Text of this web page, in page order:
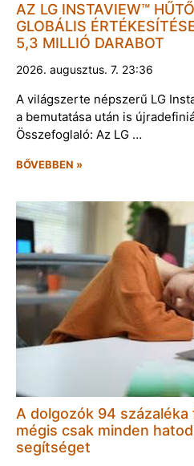
AZ LG INSTAVIEW™
GLOBÁLIS
5,3 MILLIÓ DARABOT
2026. augusztus. 7. 23:36
A világszerte népszerű LG
a bemutatása után is
Összefoglaló: Az LG …
BŐVEBBEN »
A dolgozók 94
mégis csak minden
segítséget